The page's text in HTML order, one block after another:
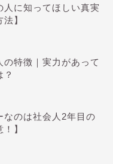
に知ってほしい真実
】
特徴｜実力があって
なのは社会人2年目の
】